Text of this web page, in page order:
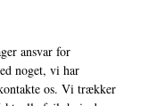
ansvar for
noget, vi har
os. Vi trækker